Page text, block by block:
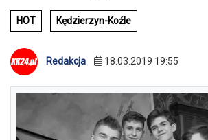
HOT Kędzierzyn-Koźle
Redakcja 18.03.2019 19:55